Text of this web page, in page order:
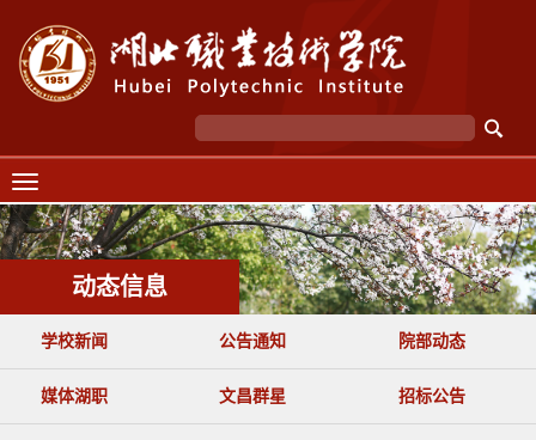
动态信息
学校新闻 公告通知 院部动态
媒体湖职 文昌群星 招标公告